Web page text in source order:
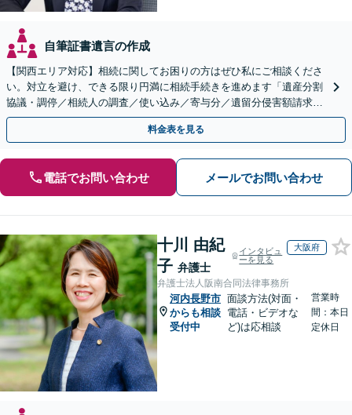
自筆証書遺言の作成
【関西エリア対応】相続に関してお困りの方はぜひ私にご相談くださ
い。対立を避け、できる限り円満に相続手続きを進めます「遺産分割
協議・調停／相続人の調査／使い込み／寄与分／遺留分侵害額請求／
相続放棄（借金の相続）／遺言書作成【休日・夜間相談可】
料金表を見る
電話でお問い合わせ メールでお問い合わせ
十川 由紀
子 弁護士
インタビュ
ーを見る
大阪府
弁護士法人阪南合同法律事務所
河内長野市
からも相談
受付中
面談方法(対面・
電話・ビデオな
ど)は応相談
営業時
間：本日
定休日